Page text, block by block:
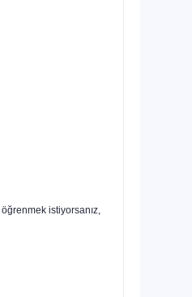
öğrenmek istiyorsanız,